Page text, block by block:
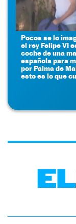
Pocos se lo
el rey Felipe VI
coche de una
española para
por Palma de
esto es lo que